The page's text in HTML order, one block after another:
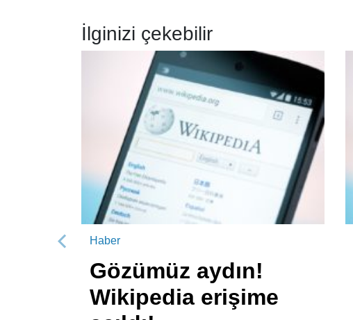
İlginizi çekebilir
Haber
Gözümüz aydın!
Wikipedia erişime
Önceki